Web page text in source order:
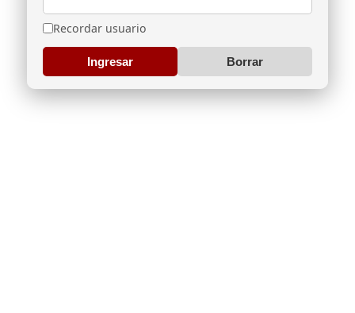
Recordar usuario